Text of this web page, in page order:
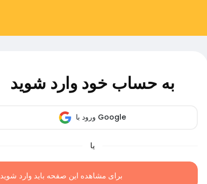
به حساب خود وارد شوید
ورود با Google
یا
برای مشاهده این صفحه باید وارد شوید